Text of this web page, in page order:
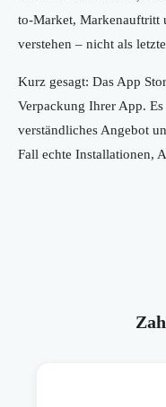
to-Market, Markenauftritt
verstehen – nicht als
Kurz gesagt: Das App
Verpackung Ihrer App.
verständliches Angebot
Fall echte Installationen,